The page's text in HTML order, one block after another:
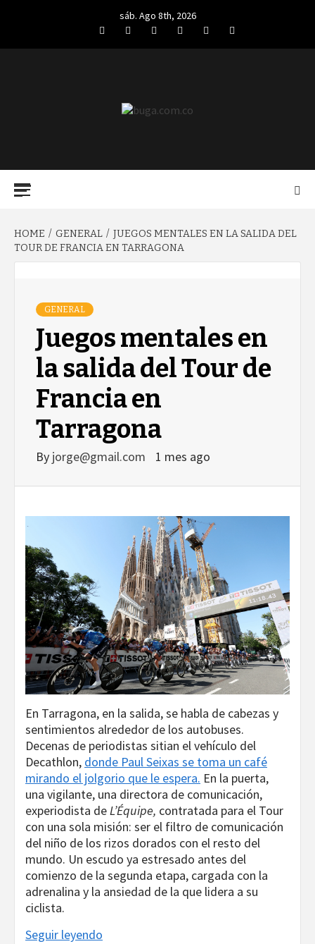
sáb. Ago 8th, 2026
FacebookTwitterLinkedIn
VK YouTubeInstagram
HOME GENERAL
JUEGOS MENTALES EN LA SALIDA DEL
TOUR DE FRANCIA EN TARRAGONA
GENERAL
Juegos mentales en
la salida del Tour de
Francia en
Tarragona
By jorge@gmail.com 1 mes ago
En Tarragona, en la salida, se habla de cabezas y
sentimientos alrededor de los autobuses.
Decenas de periodistas sitian el vehículo del
Decathlon, donde Paul Seixas se toma un café
mirando el jolgorio que le espera. En la puerta,
una vigilante, una directora de comunicación,
experiodista deL’Équipe, contratada para el Tour
con una sola misión: ser el filtro de comunicación
del niño de los rizos dorados con el resto del
mundo. Un escudo ya estresado antes del
comienzo de la segunda etapa, cargada con la
adrenalina y la ansiedad de la que lidera a su
ciclista.
Seguir leyendo